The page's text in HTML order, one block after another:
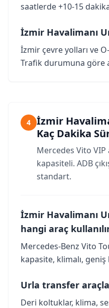
saatlerde +10-15
İzmir Havalimanı
İzmir çevre yolları ve
Trafik durumuna göre
4
İzmir
Kaç Dakika
Mercedes Vito VIP
kapasiteli. ADB
standart.
İzmir Havalimanı
hangi araç
Mercedes-Benz Vito
kapasite, klimalı, geniş
Urla transfer
Deri koltuklar, klima,